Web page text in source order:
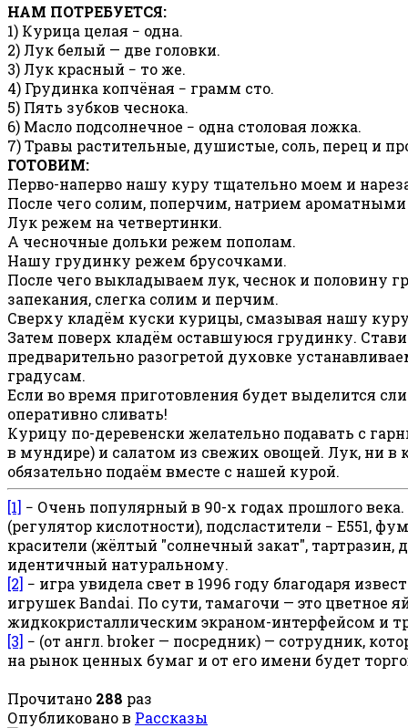
НАМ ПОТРЕБУЕТСЯ:
1) Курица целая − одна.
2) Лук белый — две головки.
3) Лук красный − то же.
4) Грудинка копчёная − грамм сто.
5) Пять зубков чеснока.
6) Масло подсолнечное − одна столовая ложка.
7) Травы растительные, душистые, соль, перец и
ГОТОВИМ:
Перво-наперво нашу куру тщательно моем и
После чего солим, поперчим, натрием
Лук режем на четвертинки.
А чесночные дольки режем пополам.
Нашу грудинку режем брусочками.
После чего выкладываем лук, чеснок и половину
запекания, слегка солим и перчим.
Сверху кладём куски курицы, смазывая нашу
Затем поверх кладём оставшуюся грудинку.
предварительно разогретой духовке
градусам.
Если во время приготовления будет выделится
оперативно сливать!
Курицу по-деревенски желательно подавать с
в мундире) и салатом из свежих овощей. Лук, ни в
обязательно подаём вместе с нашей курой.
[1] − Очень популярный в 90-х годах прошлого века.
(регулятор кислотности), подсластители − Е551,
красители (жёлтый "солнечный закат", тартразин,
идентичный натуральному.
[2] − игра увидела свет в 1996 году благодаря
игрушек Bandai. По сути, тамагочи — это цветное
жидкокристаллическим экраном-интерфейсом и
[3] − (от англ. broker — посредник) — сотрудник,
на рынок ценных бумаг и от его имени будет
Прочитано 288 раз
Опубликовано в Рассказы